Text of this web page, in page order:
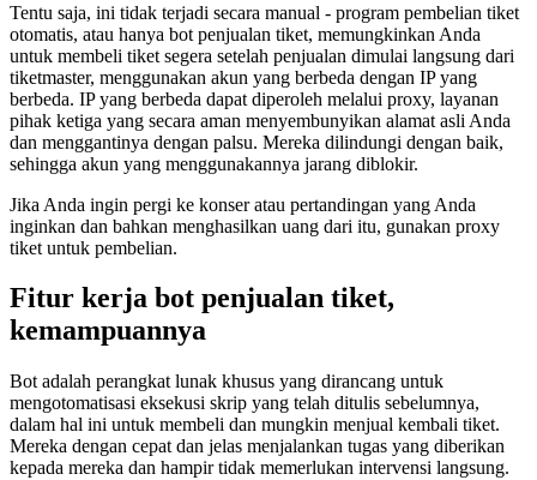
Tentu saja, ini tidak terjadi secara manual - program pembelian tiket
otomatis, atau hanya bot penjualan tiket, memungkinkan Anda
untuk membeli tiket segera setelah penjualan dimulai langsung dari
tiketmaster, menggunakan akun yang berbeda dengan IP yang
berbeda. IP yang berbeda dapat diperoleh melalui proxy, layanan
pihak ketiga yang secara aman menyembunyikan alamat asli Anda
dan menggantinya dengan palsu. Mereka dilindungi dengan baik,
sehingga akun yang menggunakannya jarang diblokir.
Jika Anda ingin pergi ke konser atau pertandingan yang Anda
inginkan dan bahkan menghasilkan uang dari itu, gunakan proxy
tiket untuk pembelian.
Fitur kerja bot penjualan tiket,
kemampuannya
Bot adalah perangkat lunak khusus yang dirancang untuk
mengotomatisasi eksekusi skrip yang telah ditulis sebelumnya,
dalam hal ini untuk membeli dan mungkin menjual kembali tiket.
Mereka dengan cepat dan jelas menjalankan tugas yang diberikan
kepada mereka dan hampir tidak memerlukan intervensi langsung.